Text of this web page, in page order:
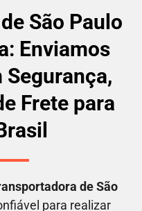
São Paulo
Enviamos
Segurança,
Frete para
de São
para realizar